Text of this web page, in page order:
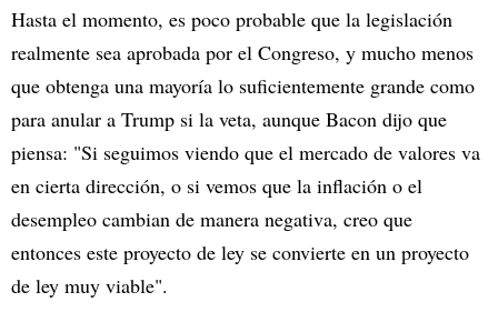
Hasta el momento, es poco probable que la legislación
realmente sea aprobada por el Congreso, y mucho menos
que obtenga una mayoría lo suficientemente grande como
para anular a Trump si la veta, aunque Bacon dijo que
piensa: "Si seguimos viendo que el mercado de valores va
en cierta dirección, o si vemos que la inflación o el
desempleo cambian de manera negativa, creo que
entonces este proyecto de ley se convierte en un proyecto
de ley muy viable".